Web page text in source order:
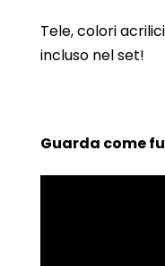
Tele, colori
incluso nel set!
Guarda come